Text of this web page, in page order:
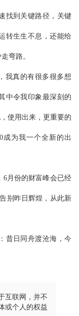
找到关键路径，关键
转生生不息，还能给
弯路。
真的有很多很多想
中令我印象最深刻的
使用出来，更重要的
成为我一个全新的出
月份的财富峰会已经
别昨日辉煌，从此新
日同舟渡沧海，今
互联网，并不
或个人的权益